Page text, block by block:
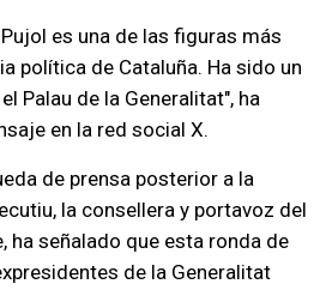
es una de las figuras más
política de Cataluña. Ha sido un
Palau de la Generalitat", ha
en la red social X.
de prensa posterior a la
la consellera y portavoz del
ha señalado que esta ronda de
de la Generalitat